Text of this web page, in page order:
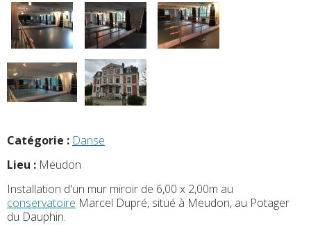
Catégorie : Danse
Lieu : Meudon
Installation d'un mur miroir de 6,00 x 2,00m au
conservatoire Marcel Dupré, situé à Meudon, au Potager
du Dauphin.